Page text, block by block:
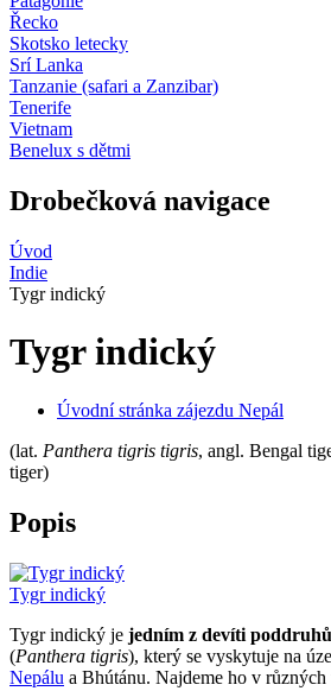
Řecko
Skotsko letecky
Srí Lanka
Tanzanie (safari a Zanzibar)
Tenerife
Vietnam
Benelux s dětmi
Drobečková navigace
Úvod
Indie
Tygr indický
Tygr indický
Úvodní stránka zájezdu Nepál
(lat. Panthera tigris tigris, angl. Bengal
tiger)
Popis
Tygr indický
Tygr indický je jedním z devíti
(Panthera tigris), který se vyskytuje na
Nepálu a Bhútánu. Najdeme ho v